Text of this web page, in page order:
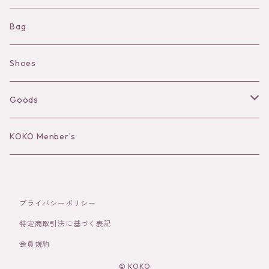
Shorts
Camisole
Long sleeve
Necklace
Pierce/Earring
Ear Cuff
Bracelet／Bangle
Brooch
Hair Accessories
Bag
Shoes
Goods
Hat
Socks
KOKO Menber’s
プライバシーポリシー
特定商取引法に基づく表記
会員規約
© KOKO